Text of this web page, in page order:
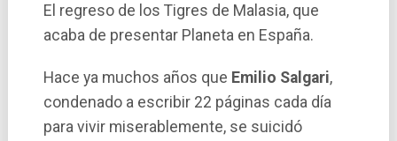
El regreso de los Tigres de Malasia, que
acaba de presentar Planeta en España.
Hace ya muchos años que Emilio Salgari,
condenado a escribir 22 páginas cada dí­a
para vivir miserablemente, se suicidó